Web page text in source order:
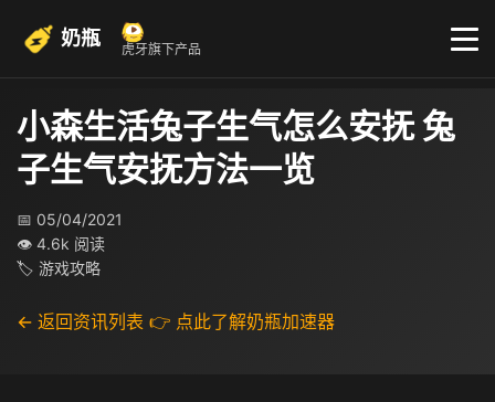
奶瓶 虎牙旗下产品
小森生活兔子生气怎么安抚 兔
子生气安抚方法一览
📅 05/04/2021
👁 4.6k 阅读
🏷 游戏攻略
← 返回资讯列表 👉 点此了解奶瓶加速器